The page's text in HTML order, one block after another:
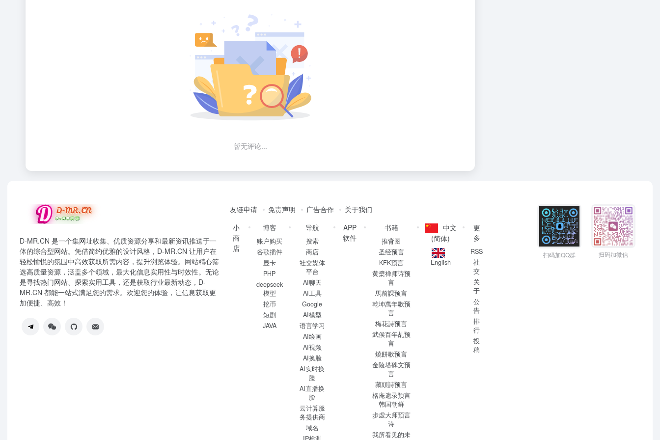
暂无评论...
D-MR.CN 是一个集网址收集、优质资源分享和最新资讯推送于一
体的综合型网站。凭借简约优雅的设计风格，D-MR.CN 让用户在
轻松愉悦的氛围中高效获取所需内容，提升浏览体验。网站精心筛
选高质量资源，涵盖多个领域，最大化信息实用性与时效性。无论
是寻找热门网站、探索实用工具，还是获取行业最新动态，D-
MR.CN 都能一站式满足您的需求。欢迎您的体验，让信息获取更
加便捷、高效！
友链申请 免责声明 广告合作
关于我们
小
商
店
博客
账户购买
谷歌插件
显卡
PHP
deepseek
模型
挖币
短剧
JAVA
导航
搜索
商店
社交媒体
平台
AI聊天
AI工具
Google
AI模型
语言学习
AI绘画
AI视频
AI换脸
AI实时换
脸
AI直播换
脸
云计算服
务提供商
域名
APP
软件
书籍
推背图
圣经预言
KFK预言
黄檗禅师诗预
言
馬前課预言
乾坤萬年歌预
言
梅花詩预言
武侯百年乩预
言
燒餅歌预言
金陵塔碑文预
言
藏頭詩预言
格庵遗录预言
韩国朝鲜
步虚大师预言
诗
我所看见的未
中文
(简体)
English
更
多
RSS
社
交
关
于
公
告
排
行
投
稿
扫码加QQ群 扫码加微信